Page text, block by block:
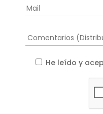
He leído y